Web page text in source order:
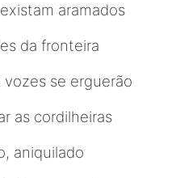
aramados
da fronteira
se erguerão
as cordilheiras
aniquilado